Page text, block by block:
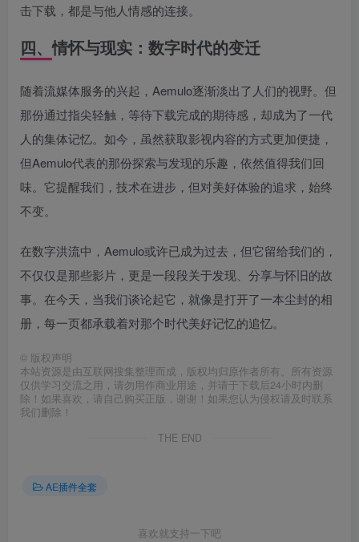
击下载，都是与他人情感的连接。
四、情怀与现实：数字时代的变迁
随着流媒体服务的兴起，Aemulo逐渐淡出了人们的视野。但
那份通过指尖轻触，等待下载完成的期待感，却成为了一代
人的集体记忆。如今，虽然获取影视内容的方式更加便捷，
但Aemulo代表的那份探索与发现的乐趣，依然值得我们回
味。它提醒我们，技术在进步，但对美好体验的追求，始终
不变。
在数字洪流中，Aemulo或许已成为过去，但它留给我们的，
不仅仅是那些影片，更是一段段关于发现、分享与怀旧的故
事。在今天，当我们谈论起它，就像是打开了一本尘封的相
册，每一页都承载着对那个时代美好记忆的追忆。
© 版权声明
本站资源是由互联网搜集整理而成，版权均归原作者所有。所有资源
仅供学习交流之用，请勿用作商业用途，并请于下载后24小时内删
除！如果喜欢，请自己购买正版，谢谢！如果您认为侵权请及时联系
我们删除！
THE END
AE插件全套
喜欢就支持一下吧